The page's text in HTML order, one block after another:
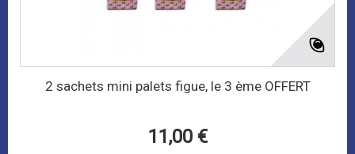
2 sachets mini palets figue, le 3 ème OFFERT
11,00 €